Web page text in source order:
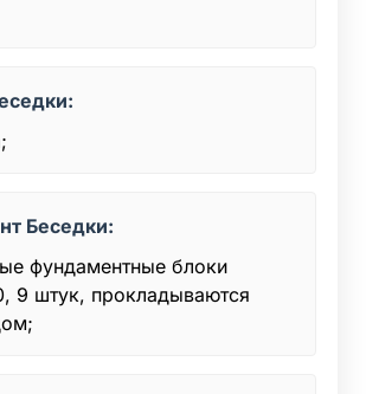
Беседки:
фундаментные блоки
9 штук, прокладываются